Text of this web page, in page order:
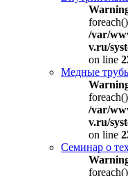
/var/
v.ru/
on line
Медные
/var/
v.ru/
on line
Семинар о